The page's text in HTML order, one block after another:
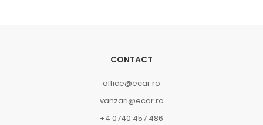
CONTACT
office@ecar.ro
vanzari@ecar.ro
+4 0740 457 486